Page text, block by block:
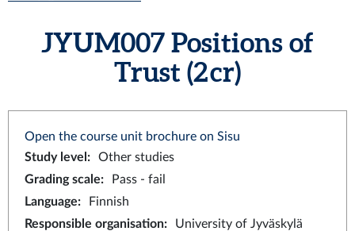
JYUM007 Positions of
Trust (2 cr)
Open the course unit brochure on Sisu
Study level :
Other studies
Grading scale:
Pass - fail
Language:
Finnish
Responsible organisation:
University of Jyväskylä